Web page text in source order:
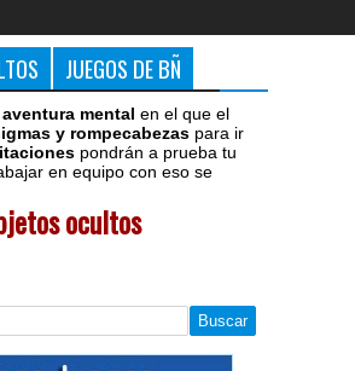
JUEGOS DE BÑ
mental en el que el
y rompecabezas para ir
pondrán a prueba tu
en equipo con eso se
ocultos